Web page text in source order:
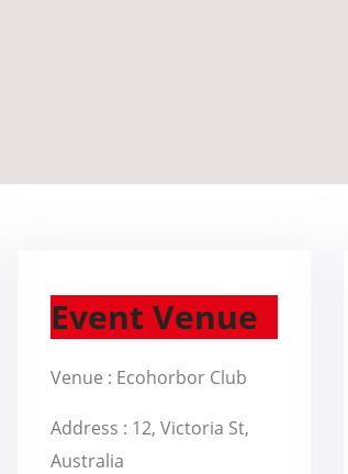
Event Venue
Venue : Ecohorbor Club
Address : 12, Victoria St,
Australia